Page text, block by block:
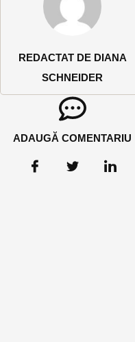
REDACTAT DE DIANA
SCHNEIDER
ADAUGĂ COMENTARIU